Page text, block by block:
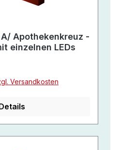
Apothekenkreuz -
einzelnen LEDs
Versandkosten